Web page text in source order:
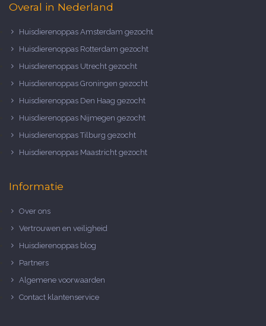
Overal in Nederland
Huisdierenoppas Amsterdam gezocht
Huisdierenoppas Rotterdam gezocht
Huisdierenoppas Utrecht gezocht
Huisdierenoppas Groningen gezocht
Huisdierenoppas Den Haag gezocht
Huisdierenoppas Nijmegen gezocht
Huisdierenoppas Tilburg gezocht
Huisdierenoppas Maastricht gezocht
Informatie
Over ons
Vertrouwen en veiligheid
Huisdierenoppas blog
Partners
Algemene voorwaarden
Contact klantenservice